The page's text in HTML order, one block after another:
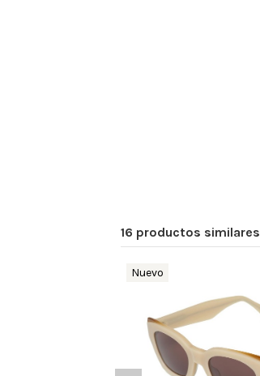
16 productos similares
Nuevo